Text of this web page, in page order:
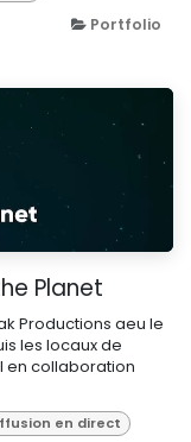
Portfolio
Planet
Productions aeu le
les locaux de
en collaboration
en direct